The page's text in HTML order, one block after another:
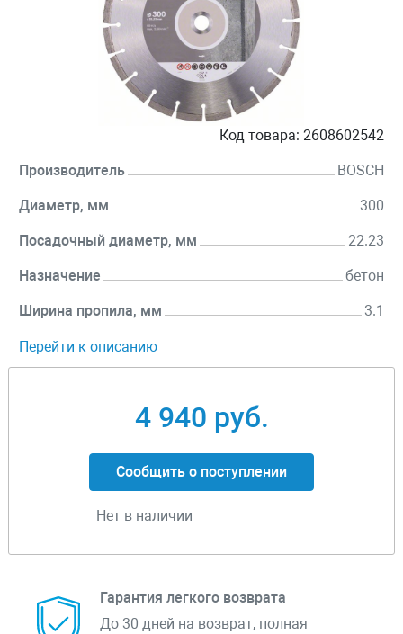
Код товара: 2608602542
Производитель BOSCH
Диаметр, мм 300
Посадочный диаметр, мм 22.23
Назначение бетон
Ширина пропила, мм 3.1
Перейти к описанию
4 940 руб.
Сообщить о поступлении
Нет в наличии
Гарантия легкого возврата
До 30 дней на возврат, полная